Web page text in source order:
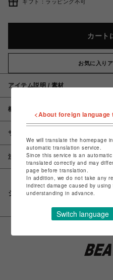
ギフト：ラッピング不可
カート
お気に入り
アイテム説明 / 素材
概要
サイズ
注意事項
シェアする
<About foreign
We will translate the homepage
automatic translation service.
Since this service is an
translated correctly and may
page before translation.
In addition, we do not take any
indirect damage caused by
understanding in advance.
Switch language